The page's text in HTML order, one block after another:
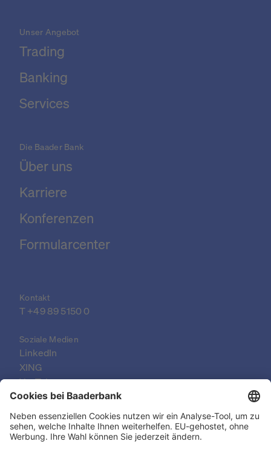
Unser Angebot
Trading
Banking
Services
Die Baader Bank
Über uns
Karriere
Konferenzen
Formularcenter
Kontakt
T +49 89 5150 0
Soziale Medien
LinkedIn
XING
YouTube
© 2026 Baader Bank AG